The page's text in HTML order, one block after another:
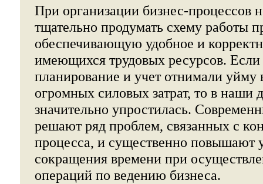
При организации бизнес-процессов
тщательно продумать схему работы
обеспечивающую удобное и
имеющихся трудовых ресурсов.
планирование и учет отнимали уйму
огромных силовых затрат, то в наши
значительно упростилась.
решают ряд проблем, связанных с
процесса, и существенно повышают
сокращения времени при
операций по ведению бизнеса.